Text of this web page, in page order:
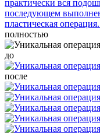
практически вся
последующем
пластическая
полностью
до
после